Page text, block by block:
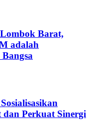
Barat,
adalah
Perkuat Sinergi